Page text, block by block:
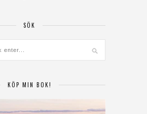
SÖK
KÖP MIN BOK!